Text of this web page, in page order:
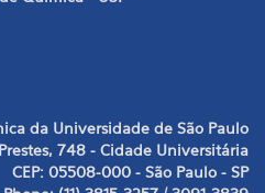
da Universidade de São Paulo
748 - Cidade Universitária
CEP: 05508-000 - São Paulo - SP